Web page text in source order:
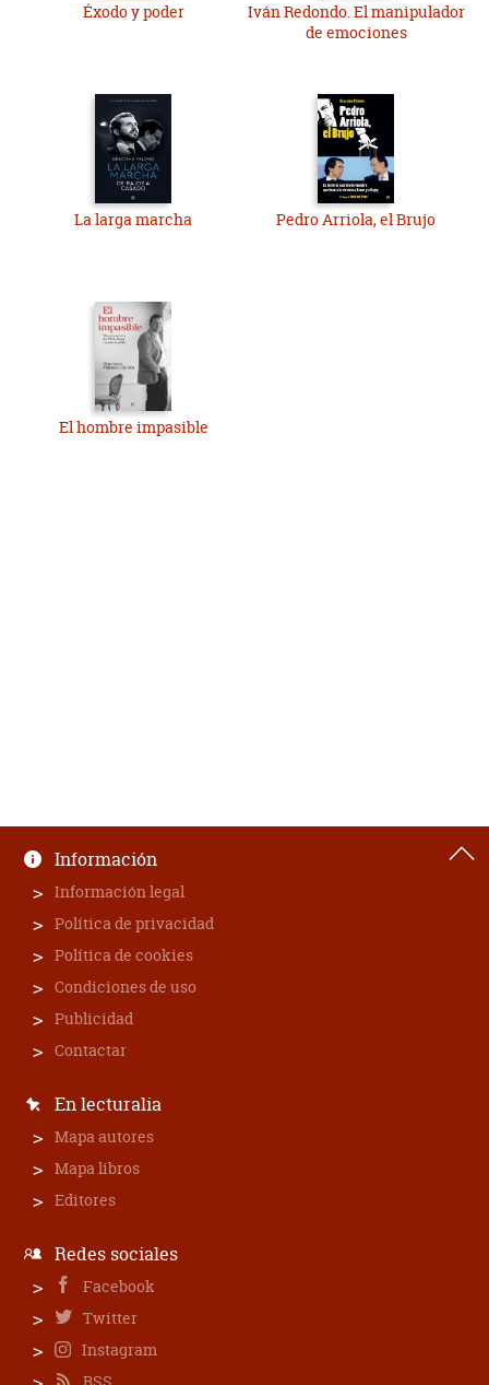
Éxodo y poder
Iván Redondo. El manipulador
de emociones
La larga marcha Pedro Arriola, el Brujo
El hombre impasible
Información
Información legal
Política de privacidad
Política de cookies
Condiciones de uso
Publicidad
Contactar
En lecturalia
Mapa autores
Mapa libros
Editores
Redes sociales
Facebook
Twitter
Instagram